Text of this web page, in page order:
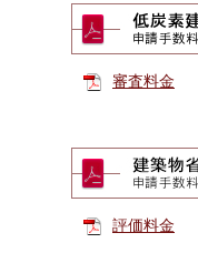
審査料金
評価料金